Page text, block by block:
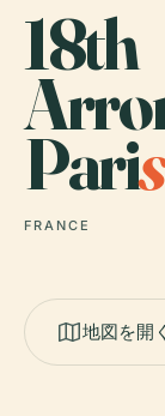
18th
Paris
FRANCE
地図を開く